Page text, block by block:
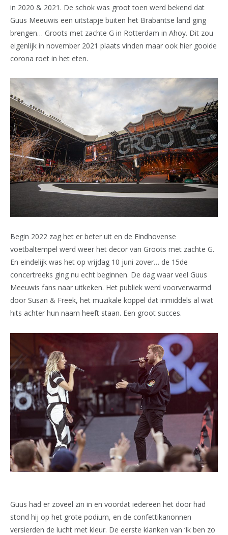
in 2020 & 2021. De schok was groot toen werd bekend dat
Guus Meeuwis een uitstapje buiten het Brabantse land ging
brengen… Groots met zachte G in Rotterdam in Ahoy. Dit zou
eigenlijk in november 2021 plaats vinden maar ook hier gooide
corona roet in het eten.
Begin 2022 zag het er beter uit en de Eindhovense
voetbaltempel werd weer het decor van Groots met zachte G.
En eindelijk was het op vrijdag 10 juni zover… de 15de
concertreeks ging nu echt beginnen. De dag waar veel Guus
Meeuwis fans naar uitkeken. Het publiek werd voorverwarmd
door Susan & Freek, het muzikale koppel dat inmiddels al wat
hits achter hun naam heeft staan. Een groot succes.
Guus had er zoveel zin in en voordat iedereen het door had
stond hij op het grote podium, en de confettikanonnen
versierden de lucht met kleur. De eerste klanken van ‘Ik ben zo